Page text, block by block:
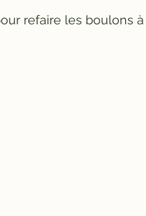
refaire les boulons